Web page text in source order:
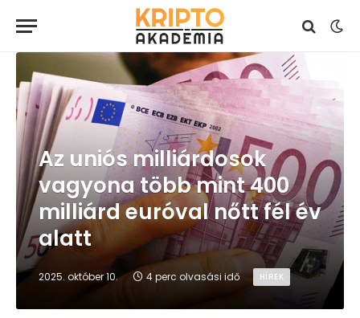
Az uniós milliárdosok
vagyona több mint 400
milliárd euróval nőtt fél év
alatt
2025. október 10. 4 perc olvasási idő HÍREK